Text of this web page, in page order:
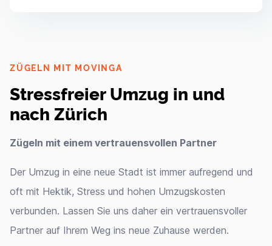
ZÜGELN MIT MOVINGA
Stressfreier Umzug in und
nach Zürich
Zügeln mit einem vertrauensvollen Partner
Der Umzug in eine neue Stadt ist immer aufregend und
oft mit Hektik, Stress und hohen Umzugskosten
verbunden. Lassen Sie uns daher ein vertrauensvoller
Partner auf Ihrem Weg ins neue Zuhause werden.